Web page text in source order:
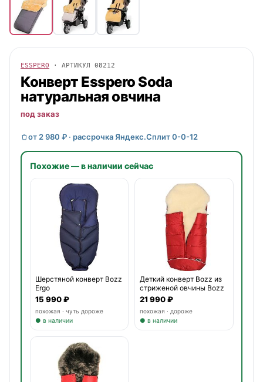
ESSPERO · АРТИКУЛ 08212
Конверт EssperoSoda
натуральная овчина
под заказ
от 2 980 ₽ · рассрочка Яндекс.Сплит 0-0-12
Похожие — в наличии сейчас
Шерстяной конверт Bozz
Ergo
15 990 ₽
похожая · чуть дороже
● в наличии
Деткий конверт Bozz из
стриженой овчины Bozz
21 990 ₽
похожая · дороже
● в наличии